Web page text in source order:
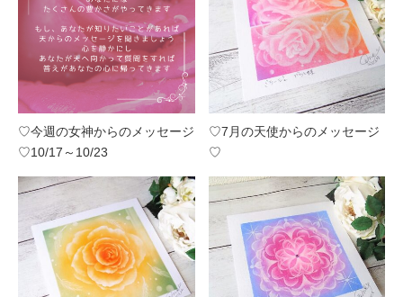
♡今週の女神からのメッセージ
♡10/17～10/23
♡7月の天使からのメッセージ
♡